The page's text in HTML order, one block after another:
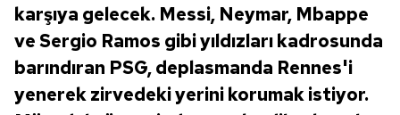
karşıya gelecek. Messi, Neymar, Mbappe
ve Sergio Ramos gibi yıldızları kadrosunda
barındıran PSG, deplasmanda Rennes'i
yenerek zirvedeki yerini korumak istiyor.